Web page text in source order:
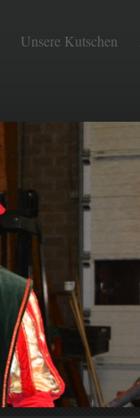
Unsere Kutschen